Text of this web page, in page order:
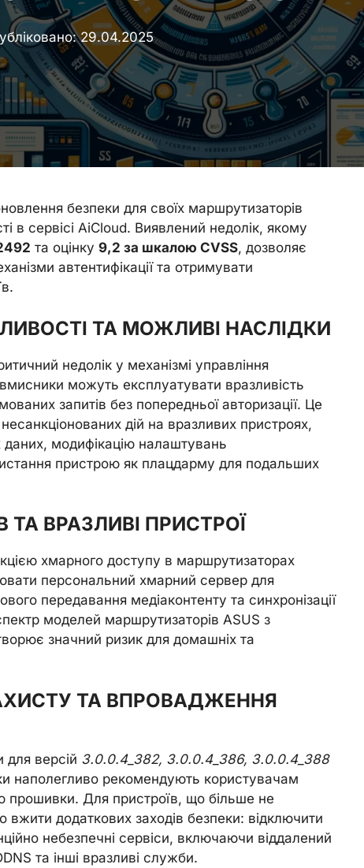
29.04.2025
безпеки для своїх маршрутизаторів
в сервісі AiCloud. Виявлений недолік, якому
та оцінку 9,2 за шкалою CVSS, дозволяє
автентифікації та отримувати
ТА МОЖЛИВІ НАСЛІДКИ
недолік у механізмі управління
можуть експлуатувати вразливість
запитів без попередньої авторизації. Це
дій на вразливих пристроях,
модифікацію налаштувань
пристрою як плацдарму для подальших
ВРАЗЛИВІ ПРИСТРОЇ
хмарного доступу в маршрутизаторах
персональний хмарний сервер для
передавання медіаконтенту та синхронізації
моделей маршрутизаторів ASUS з
значний ризик для домашніх та
ТА ВПРОВАДЖЕННЯ
версій 3.0.0.4_382, 3.0.0.4_386, 3.0.0.4_388
наполегливо рекомендують користувачам
прошивки. Для пристроїв, що більше не
додаткових заходів безпеки: відключити
небезпечні сервіси, включаючи віддалений
та інші вразливі служби.